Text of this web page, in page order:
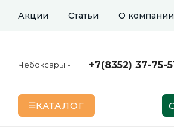
Акции Статьи О компании
Чебоксары +7(8352) 37-75-
КАТАЛОГ